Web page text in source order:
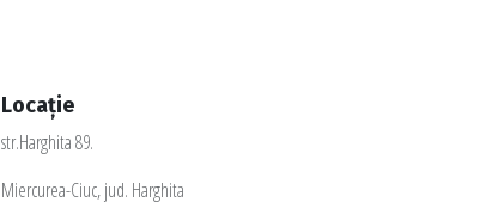
Locație
str.Harghita 89.
Miercurea-Ciuc, jud. Harghita